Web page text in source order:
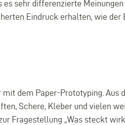
sehr differenzierte
Eindruck erhalten, wie der
dem Paper-Prototyping. Aus
Schere, Kleber und vielen
Fragestellung „Was steckt